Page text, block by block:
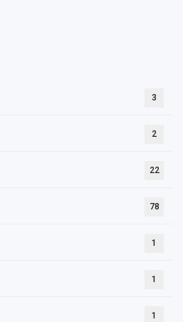
3
2
22
78
1
1
1